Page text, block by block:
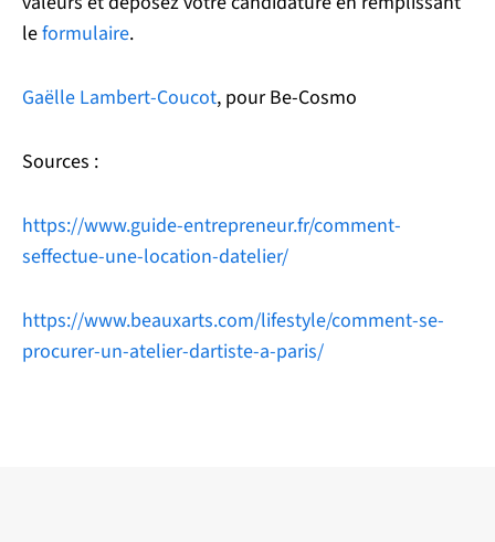
leformulaire.
Gaëlle Lambert-Coucot, pour Be-Cosmo
Sources :
https://www.guide-entrepreneur.fr/comment-
seffectue-une-location-datelier/
https://www.beauxarts.com/lifestyle/comment-se-
procurer-un-atelier-dartiste-a-paris/